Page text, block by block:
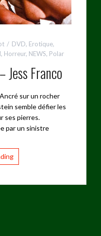
DVD, Erotique,
, Horreur, NEWS, Polar
Jess Franco
sur un rocher
semble défier les
ses pierres.
par un sinistre